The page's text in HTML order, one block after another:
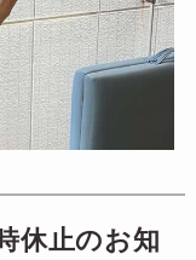
休止のお知